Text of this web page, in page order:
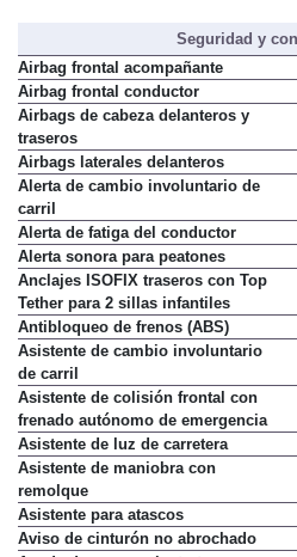
Seguridad y
Airbag frontal acompañante
Airbag frontal conductor
Airbags de cabeza delanteros y
traseros
Airbags laterales delanteros
Alerta de cambio involuntario de
carril
Alerta de fatiga del conductor
Alerta sonora para peatones
Anclajes ISOFIX traseros con Top
Tether para 2 sillas infantiles
Antibloqueo de frenos (ABS)
Asistente de cambio involuntario
de carril
Asistente de colisión frontal con
frenado autónomo de emergencia
Asistente de luz de carretera
Asistente de maniobra con
remolque
Asistente para atascos
Aviso de cinturón no abrochado